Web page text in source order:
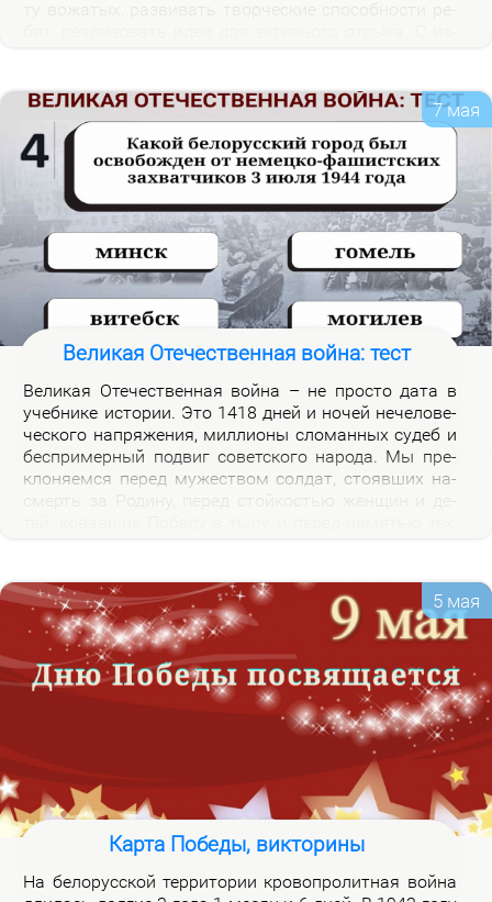
вер­си­те­та.
7 мая
Великая Отечественная война: тест
Ве­ли­кая Оте­че­ствен­ная вой­на – не про­сто да­та в
учеб­ни­ке ис­то­рии. Это 1418 дней и но­чей нече­ло­ве­
че­ско­го на­пря­же­ния, мил­ли­о­ны сло­ман­ных су­деб и
бес­при­мер­ный по­двиг со­вет­ско­го на­ро­да. Мы пре­
кло­ня­ем­ся пе­ред му­же­ством сол­дат, сто­яв­ших на­
ям.
5 мая
Карта Победы, викторины
На бе­ло­рус­ской тер­ри­то­рии кро­во­про­лит­ная вой­на